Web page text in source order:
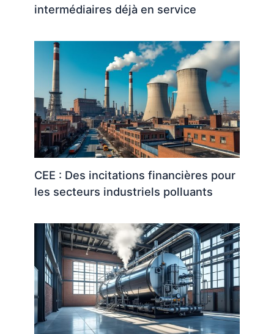
intermédiaires déjà en service
CEE : Des incitations financières pour
les secteurs industriels polluants